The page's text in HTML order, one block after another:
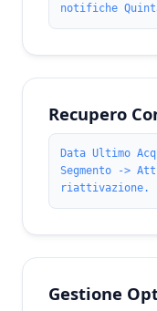
notifiche
Recupero
Data Ultimo
Segmento ->
riattivazione.
Gestione